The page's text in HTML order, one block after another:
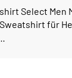
Select Men
für